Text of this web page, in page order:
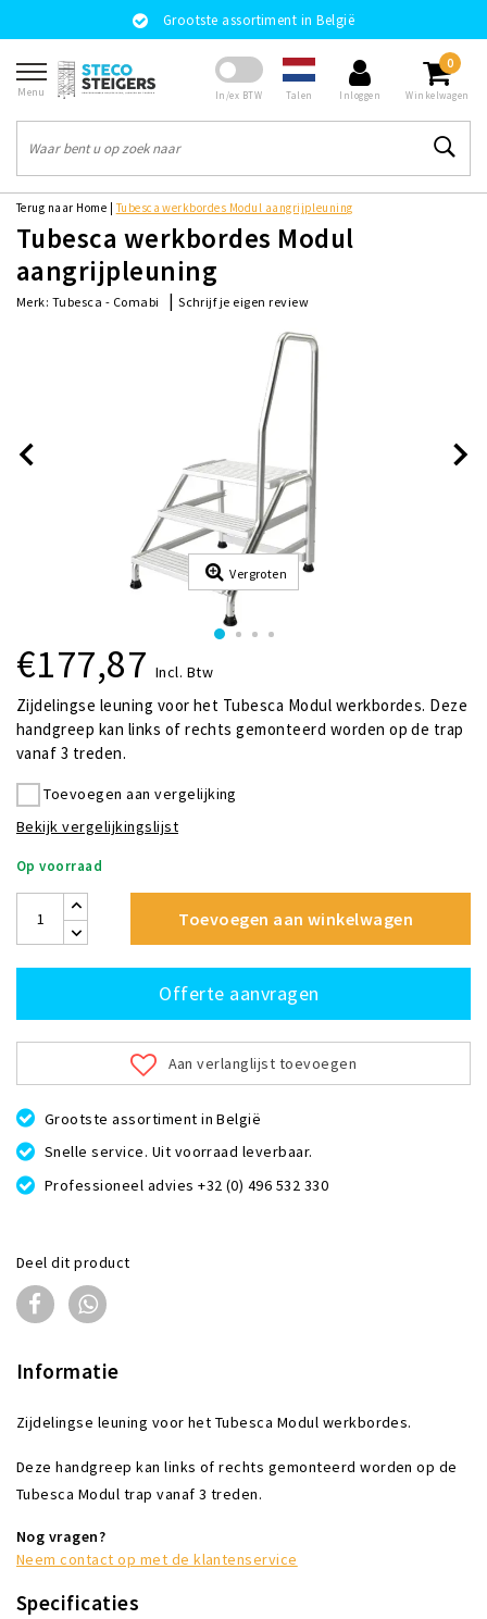
Grootste assortiment in België
Menu In/ex BTW Talen Inloggen
0
Winkelwagen
Terug naar Home |Tubesca werkbordes Modul aangrijpleuning
Tubesca werkbordes Modul
aangrijpleuning
Merk: Tubesca - Comabi |Schrijf je eigen review
Vergroten
€177,87 Incl. Btw
Zijdelingse leuning voor het Tubesca Modul werkbordes. Deze
handgreep kan links of rechts gemonteerd worden op de trap
vanaf 3 treden.
Toevoegen aan vergelijking
Bekijk vergelijkingslijst
Op voorraad
Toevoegen aan winkelwagen
Offerte aanvragen
Aan verlanglijst toevoegen
Grootste assortiment in België
Snelle service. Uit voorraad leverbaar.
Professioneel advies +32 (0) 496 532 330
Deel dit product
Informatie
Zijdelingse leuning voor het Tubesca Modul werkbordes.
Deze handgreep kan links of rechts gemonteerd worden op de
Tubesca Modul trap vanaf 3 treden.
Nog vragen?
Neem contact op met de klantenservice
Specificaties